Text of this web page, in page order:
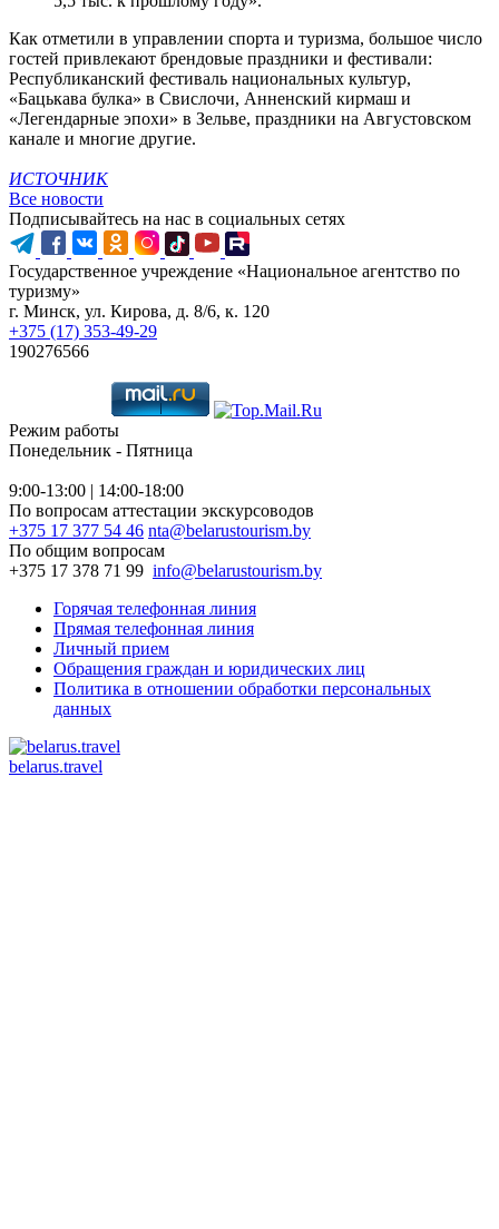
Как отметили в управлении спорта и туризма, большое число
гостей привлекают брендовые праздники и фестивали:
Республиканский фестиваль национальных культур,
«Бацькава булка» в Свислочи, Анненский кирмаш и
«Легендарные эпохи» в Зельве, праздники на Августовском
канале и многие другие.
ИСТОЧНИК
Все новости
Подписывайтесь на нас в социальных сетях
Государственное учреждение «Национальное агентство по
туризму»
г. Минск, ул. Кирова, д. 8/6, к. 120
+375 (17) 353-49-29
190276566
Режим работы
Понедельник - Пятница
9:00-13:00 | 14:00-18:00
По вопросам аттестации экскурсоводов
+375 17 377 54 46 nta@belarustourism.by
По общим вопросам
+375 17 378 71 99 info@belarustourism.by
Горячая телефонная линия
Прямая телефонная линия
Личный прием
Обращения граждан и юридических лиц
Политика в отношении обработки персональных
данных
belarus.travel